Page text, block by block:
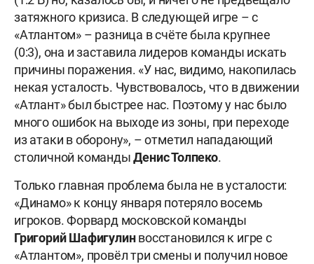
затяжного кризиса. В следующей игре – с
«Атлантом» – разница в счёте была крупнее
(0:3), она и заставила лидеров команды искать
причины поражения. «У нас, видимо, накопилась
некая усталость. Чувствовалось, что в движении
«Атлант» был быстрее нас. Поэтому у нас было
много ошибок на выходе из зоны, при переходе
из атаки в оборону», – отметил нападающий
столичной командыДенис Толпеко.
Только главная проблема была не в усталости:
«Динамо» к концу января потеряло восемь
игроков. Форвард московской команды
Григорий Шафигулинвосстановился к игре с
«Атлантом», провёл три смены и получил новое